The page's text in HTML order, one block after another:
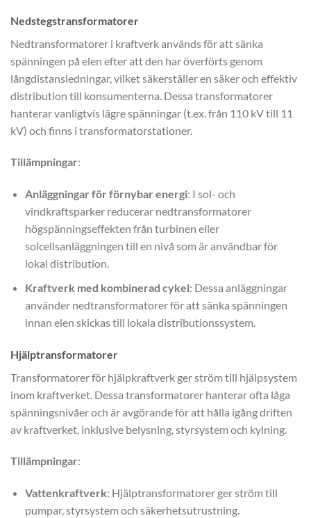
Nedstegstransformatorer
Nedtransformatorer i kraftverk används för att sänka
spänningen på elen efter att den har överförts genom
långdistansledningar, vilket säkerställer en säker och effektiv
distribution till konsumenterna. Dessa transformatorer
hanterar vanligtvis lägre spänningar (t.ex. från 110 kV till 11
kV) och finns i transformatorstationer.
Tillämpningar:
Anläggningar för förnybar energi: I sol- och
vindkraftsparker reducerar nedtransformatorer
högspänningseffekten från turbinen eller
solcellsanläggningen till en nivå som är användbar för
lokal distribution.
Kraftverk med kombinerad cykel: Dessa anläggningar
använder nedtransformatorer för att sänka spänningen
innan elen skickas till lokala distributionssystem.
Hjälptransformatorer
Transformatorer för hjälpkraftverk ger ström till hjälpsystem
inom kraftverket. Dessa transformatorer hanterar ofta låga
spänningsnivåer och är avgörande för att hålla igång driften
av kraftverket, inklusive belysning, styrsystem och kylning.
Tillämpningar:
Vattenkraftverk: Hjälptransformatorer ger ström till
pumpar, styrsystem och säkerhetsutrustning.